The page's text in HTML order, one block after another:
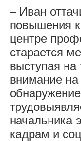
– Иван
повышения
центре
старается
выступая на
внимание на
начальника
кадрам и